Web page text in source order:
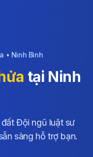
• Ninh Bình
tại Ninh
Đội ngũ luật sư
sàng hỗ trợ bạn.